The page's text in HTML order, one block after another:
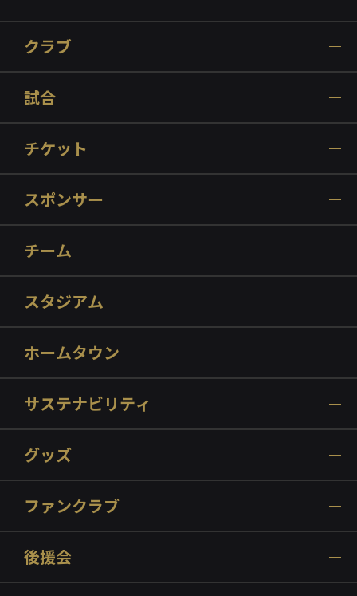
クラブ
試合
チケット
スポンサー
チーム
スタジアム
ホームタウン
サステナビリティ
グッズ
ファンクラブ
後援会